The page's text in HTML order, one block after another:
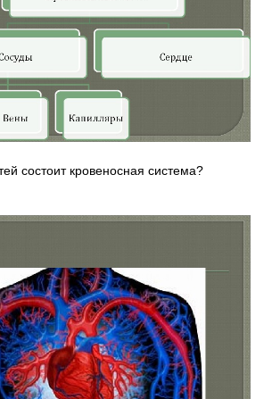
состоит кровеносная система?